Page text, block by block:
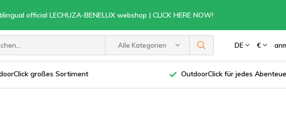
Alle Kategorien DE €
official LECHUZA-BENELUX webshop | CLICK HERE NOW!
großes Sortiment OutdoorClick für jedes